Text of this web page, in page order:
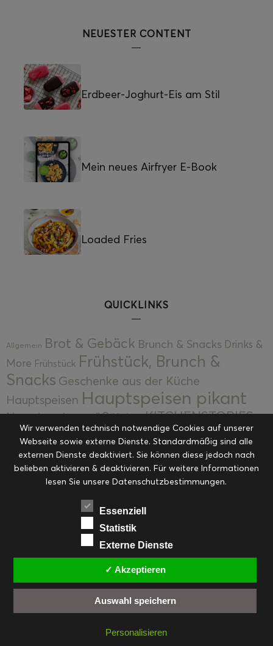
NEUESTER CONTENT
Erdbeer-Joghurt-Eis am Stil
Mein neues Airfryer E-Book
Loaded Fries
QUICKLINKS
Allgemein Brot & Gebäck Brunch & Snacks Drinks &
More Frühstück Frühstück, Brunch &
Snacks Geschenke aus der Küche
Hauptspeisen Hauptspeisen pikant
Hauptspeisen süßKekseKITCHENSTORIES
Kuchen, Torten & Desserts Kuchen und
Desserts Kulinarik Kulinarische Mitbringsel &
Eingemachtes Ohne Kategorie Ostern Resteküche
RezepteSaisonalSliderStartseite
Suppen, Salate & Vorspeisen
Vorspeisen, Salate & Suppen
Weihnachten Workshops & Events
FACEBOOK PINTEREST
EMAIL
INSTAGRAM
Wir verwenden technisch notwendige Cookies auf unserer
Webseite sowie externe Dienste. Standardmäßig sind alle
externen Dienste deaktiviert. Sie können diese jedoch nach
belieben aktivieren & deaktivieren. Für weitere Informationen
lesen Sie unsere Datenschutzbestimmungen.
Essenziell
Statistik
Externe Dienste
✓ Akzeptieren
Auswahl speichern
Personalisieren